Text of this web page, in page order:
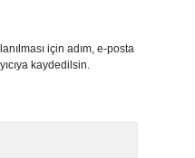
için adım, e-posta
kaydedilsin.